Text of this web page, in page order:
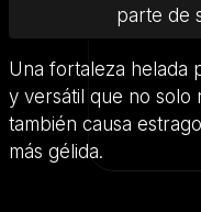
parte de
Una fortaleza helada
y versátil que no solo
también causa
más gélida.